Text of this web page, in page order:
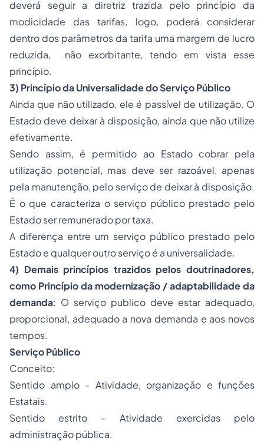
deverá seguir a diretriz trazida pelo princípio da
modicidade das tarifas, logo, poderá considerar
dentro dos parâmetros da tarifa uma margem de lucro
reduzida, não exorbitante, tendo em vista esse
princípio.
3) Princípio da Universalidade do Serviço Público
Ainda que não utilizado, ele é passível de utilização. O
Estado deve deixar à disposição, ainda que não utilize
efetivamente.
Sendo assim, é permitido ao Estado cobrar pela
utilização potencial, mas deve ser razoável, apenas
pela manutenção, pelo serviço de deixar à disposição.
É o que caracteriza o serviço público prestado pelo
Estado ser remunerado por taxa.
A diferença entre um serviço público prestado pelo
Estado e qualquer outro serviço é a universalidade.
4) Demais princípios trazidos pelos doutrinadores,
como Princípio da modernização / adaptabilidade da
demanda: O serviço publico deve estar adequado,
proporcional, adequado a nova demanda e aos novos
tempos.
Serviço Público
Conceito:
Sentido amplo - Atividade, organização e funções
Estatais.
Sentido estrito - Atividade exercidas pelo
administração pública.